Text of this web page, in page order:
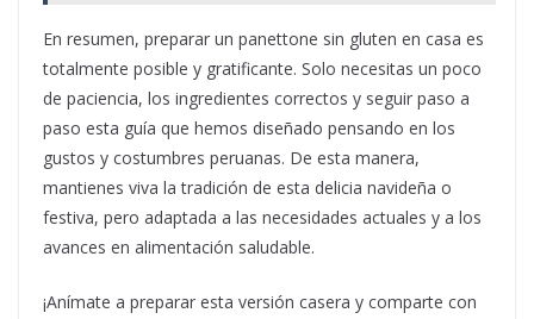
En resumen, preparar un panettone sin gluten en casa es
totalmente posible y gratificante. Solo necesitas un poco
de paciencia, los ingredientes correctos y seguir paso a
paso esta guía que hemos diseñado pensando en los
gustos y costumbres peruanas. De esta manera,
mantienes viva la tradición de esta delicia navideña o
festiva, pero adaptada a las necesidades actuales y a los
avances en alimentación saludable.
¡Anímate a preparar esta versión casera y comparte con